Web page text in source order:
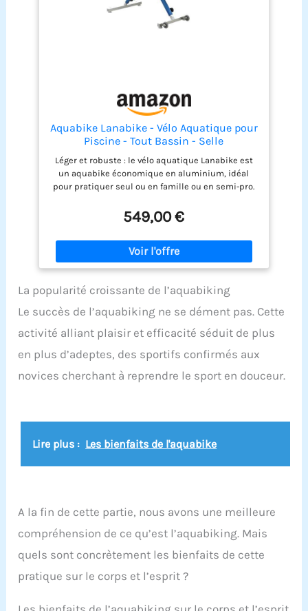
Aquabike Lanabike - Vélo Aquatique pour
Piscine - Tout Bassin - Selle
Ergonomique - Guidon Sport - Pédales
Antidérapantes - Réglages Click & Turn -
Bleu - Waterflex, Large, (WX-LANA-BL)
Léger et robuste : le vélo aquatique Lanabike est
un aquabike économique en aluminium, idéal
pour pratiquer seul ou en famille ou en semi-pro.
exceptionnel pour sa mise en eau ou son
enlèvement Simple d’utilisation : sa structure
ergonomique a été pensée pour optimiser vos
exercices aquatiques. La selle tout comme le
guidon sont réglables en hauteur grâce aux
Structure en X : la structure de Lanabike est
remarquablement bien étudiée pour sa solidité et
sa légèreté ainsi que sa capacité de drainage
express pour évacuer l'eau en quelques secondes
Résistance et pédales : les pédales sont
utilisables pieds nus grâce aux foostraps confort.
Le vélo possède une résistance de 13% pour
Préconisation : votre aquabike peut rester
Cependant, pour augmenter plus encore sa durée
549,00 €
La popularité croissante de l’aquabiking
Le succès de l’aquabiking ne se dément pas. Cette
activité alliant plaisir et efficacité séduit de plus
en plus d’adeptes, des sportifs confirmés aux
novices cherchant à reprendre le sport en douceur.
Lire plus : Les bienfaits de l'aquabike
A la fin de cette partie, nous avons une meilleure
compréhension de ce qu’est l’aquabiking. Mais
quels sont concrètement les bienfaits de cette
pratique sur le corps et l’esprit ?